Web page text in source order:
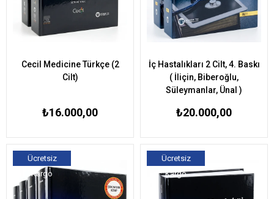
Cecil Medicine Türkçe (2
Cilt)
₺16.000,00
İç Hastalıkları 2 Cilt, 4. Baskı
( İliçin, Biberoğlu,
Süleymanlar, Ünal )
₺20.000,00
Ücretsiz
Kargo
Ücretsiz
Kargo